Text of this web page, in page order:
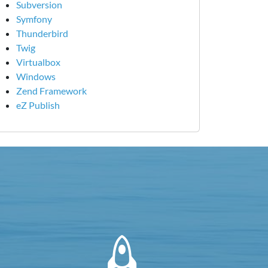
Subversion
Symfony
Thunderbird
Twig
Virtualbox
Windows
Zend Framework
eZ Publish